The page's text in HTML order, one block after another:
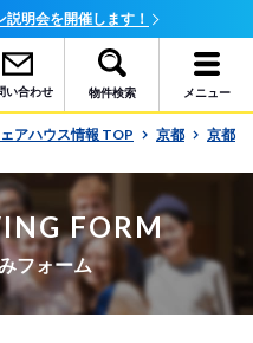
明会を開催します！
い合わせ 物件検索 メニュー
アハウス情報 TOP 京都
京都
FORM
フォーム